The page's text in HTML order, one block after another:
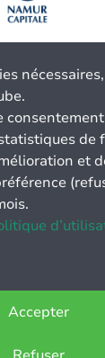
et
Accepter